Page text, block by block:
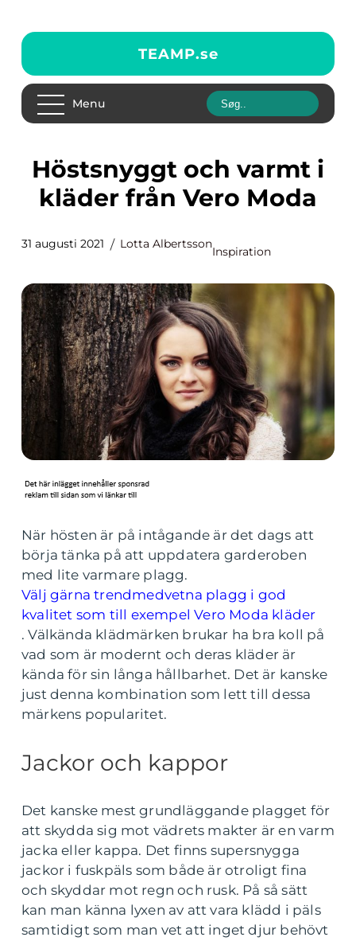
TEAMP.se
Menu
Höstsnyggt och varmt i
kläder från Vero Moda
31 augusti 2021 Lotta Albertsson
Inspiration
När hösten är på intågande är det dags att
börja tänka på att uppdatera garderoben
med lite varmare plagg.
Välj gärna trendmedvetna plagg i god
kvalitet som till exempel Vero Moda kläder
. Välkända klädmärken brukar ha bra koll på
vad som är modernt och deras kläder är
kända för sin långa hållbarhet. Det är kanske
just denna kombination som lett till dessa
märkens popularitet.
Jackor och kappor
Det kanske mest grundläggande plagget för
att skydda sig mot vädrets makter är en varm
jacka eller kappa. Det finns supersnygga
jackor i fuskpäls som både är otroligt fina
och skyddar mot regn och rusk. På så sätt
kan man känna lyxen av att vara klädd i päls
samtidigt som man vet att inget djur behövt